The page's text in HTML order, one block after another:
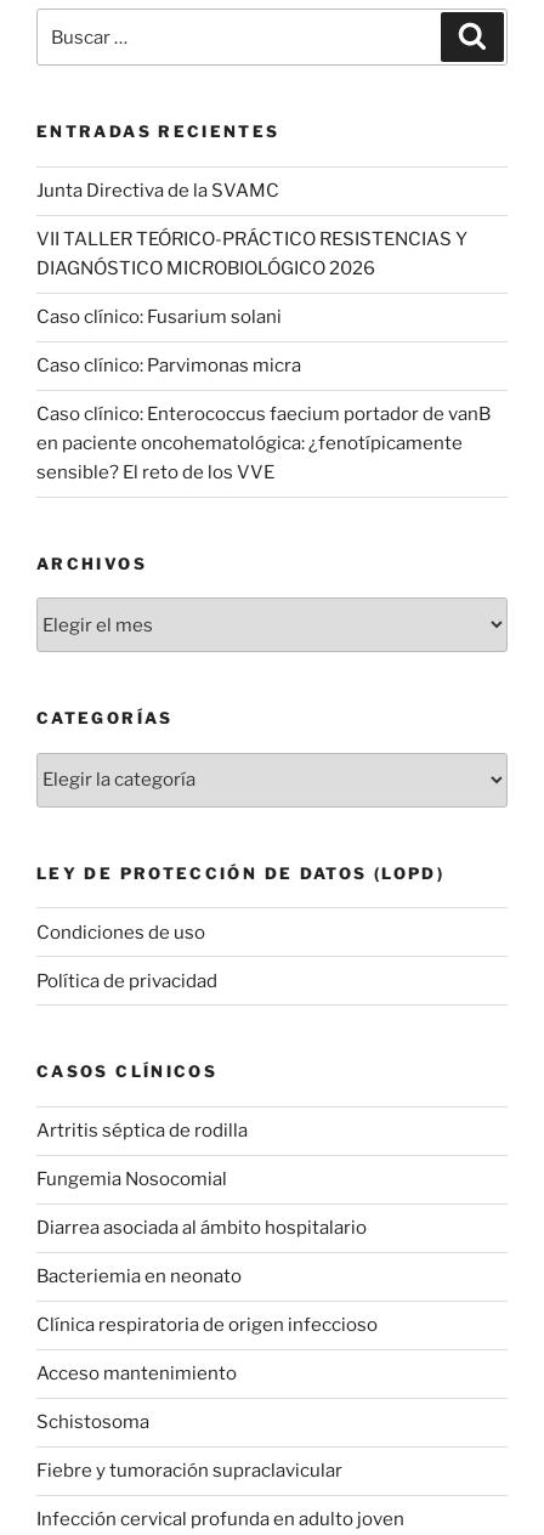
por:
ENTRADAS RECIENTES
Junta Directiva de la SVAMC
VII TALLER TEÓRICO-PRÁCTICO RESISTENCIAS Y
DIAGNÓSTICO MICROBIOLÓGICO 2026
Caso clínico: Fusarium solani
Caso clínico: Parvimonas micra
Caso clínico: Enterococcus faecium portador de vanB
en paciente oncohematológica: ¿fenotípicamente
sensible? El reto de los VVE
ARCHIVOS
CATEGORÍAS
LEY DE PROTECCIÓN DE DATOS (LOPD)
Condiciones de uso
Política de privacidad
CASOS CLÍNICOS
Artritis séptica de rodilla
Fungemia Nosocomial
Diarrea asociada al ámbito hospitalario
Bacteriemia en neonato
Clínica respiratoria de origen infeccioso
Acceso mantenimiento
Schistosoma
Fiebre y tumoración supraclavicular
Infección cervical profunda en adulto joven